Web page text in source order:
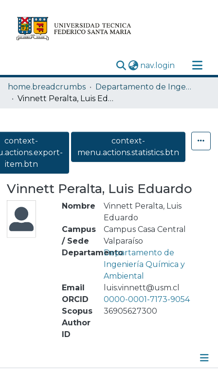
nav.login (current)
menu.section.communities_and_collections
menu.section.explore_researchoutputs
Acerca de
Depósito
home.breadcrumbs
Departamento de Ingeniería Química y Ambiental
Vinnett Peralta, Luis Eduardo
context-
item.btn
context-
menu.actions.statistics.btn
Vinnett Peralta, Luis Eduardo
Nombre
Vinnett Peralta, Luis
Eduardo
Campus
/ Sede
Campus Casa Central
Valparaíso
DepartamentoDepartamento de
Ingeniería Química y
Ambiental
Email
luis.vinnett@usm.cl
ORCID
0000-0001-7173-9054
Scopus
Author
ID
36905627300